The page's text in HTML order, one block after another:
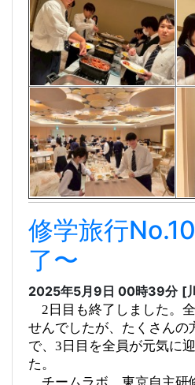
修学旅行
了〜
2025年5月9日 00時39分 [
2日目も終了しました。
せんでしたが、たくさんの
で、3日目を全員が元気に
た。